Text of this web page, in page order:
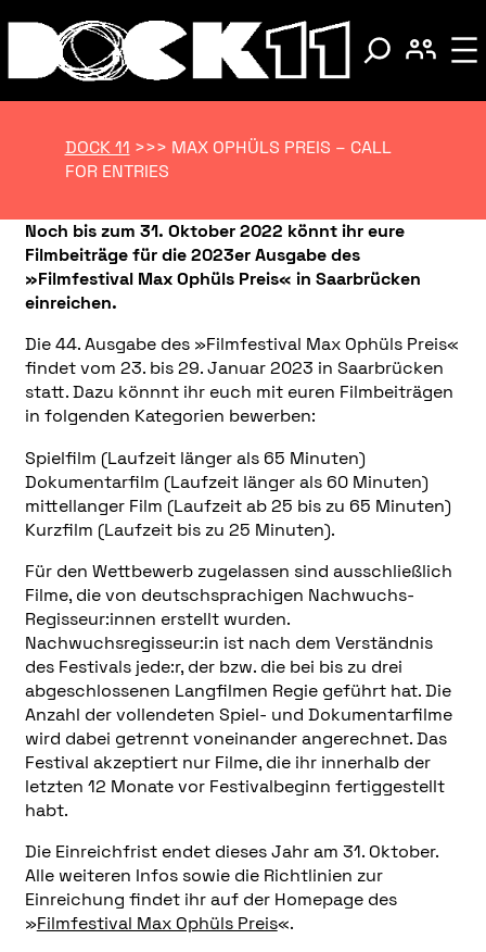
DOCK 11 >>> MAX OPHÜLS PREIS – CALL
FOR ENTRIES
Noch bis zum 31. Oktober 2022 könnt ihr eure
Filmbeiträge für die 2023er Ausgabe des
»Filmfestival Max Ophüls Preis« in Saarbrücken
einreichen.
Die 44. Ausgabe des »Filmfestival Max Ophüls Preis«
findet vom 23. bis 29. Januar 2023 in Saarbrücken
statt. Dazu könnnt ihr euch mit euren Filmbeiträgen
in folgenden Kategorien bewerben:
Spielfilm (Laufzeit länger als 65 Minuten)
Dokumentarfilm (Laufzeit länger als 60 Minuten)
mittellanger Film (Laufzeit ab 25 bis zu 65 Minuten)
Kurzfilm (Laufzeit bis zu 25 Minuten).
Für den Wettbewerb zugelassen sind ausschließlich
Filme, die von deutschsprachigen Nachwuchs-
Regisseur:innen erstellt wurden.
Nachwuchsregisseur:in ist nach dem Verständnis
des Festivals jede:r, der bzw. die bei bis zu drei
abgeschlossenen Langfilmen Regie geführt hat. Die
Anzahl der vollendeten Spiel- und Dokumentarfilme
wird dabei getrennt voneinander angerechnet. Das
Festival akzeptiert nur Filme, die ihr innerhalb der
letzten 12 Monate vor Festivalbeginn fertiggestellt
habt.
Die Einreichfrist endet dieses Jahr am 31. Oktober.
Alle weiteren Infos sowie die Richtlinien zur
Einreichung findet ihr auf der Homepage des
»Filmfestival Max Ophüls Preis«.